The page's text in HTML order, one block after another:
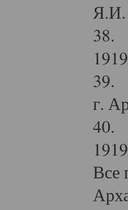
Я.И.
38.
39.
г.
40.
Все